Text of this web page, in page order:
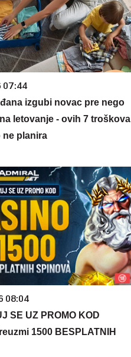
07:44
izgubi novac pre nego
letovanje - ovih 7 troškova
planira
08:04
SE UZ PROMO KOD
1500 BESPLATNIH